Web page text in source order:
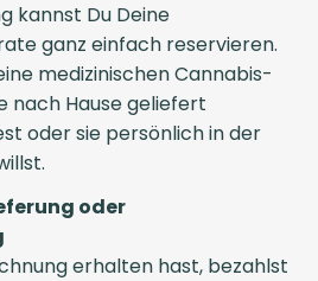
kannst Du Deine
ganz einfach reservieren.
medizinischen Cannabis-
nach Hause geliefert
oder sie persönlich in der
oder
erhalten hast, bezahlst